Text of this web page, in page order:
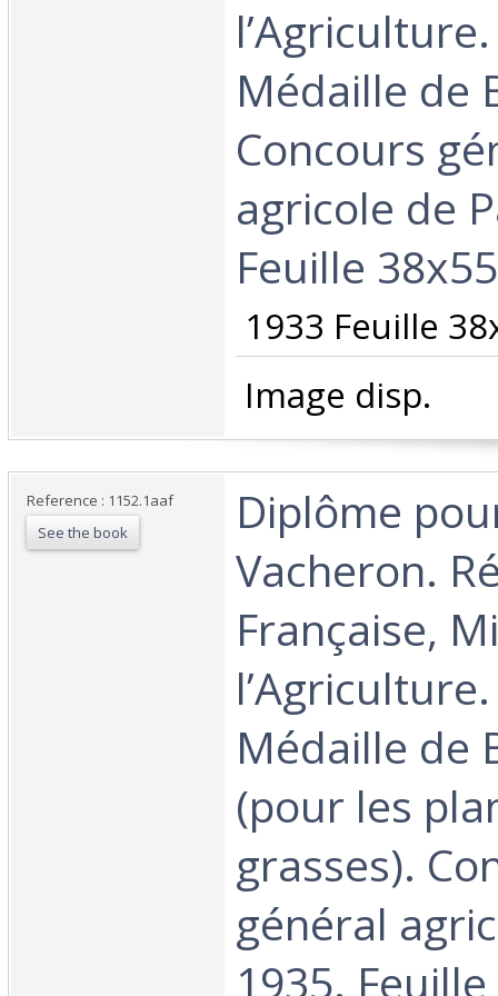
Médaille de
Concours
agricole de
Feuille
1933 Feuille
‎ Image disp.‎
Reference : 1152.1aaf
See the book
‎Diplôme
Vacheron.
Française,
Médaille de
(pour les
grasses).
général
1935.